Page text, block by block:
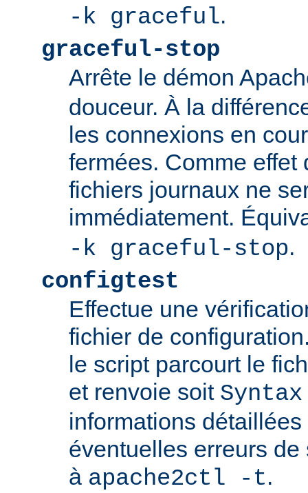
-k graceful.
graceful-stop
Arrête le démon
douceur. À la
les connexions en
fermées. Comme
fichiers journaux ne
immédiatement.
-k graceful-stop.
configtest
Effectue une
fichier de
le script parcourt le
et renvoie soit Syntax
informations
éventuelles erreurs
à apache2ctl -t.